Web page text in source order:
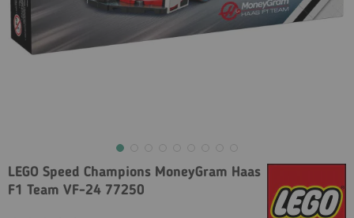
LEGO Speed Champions MoneyGram Haas
F1 Team VF-24 77250